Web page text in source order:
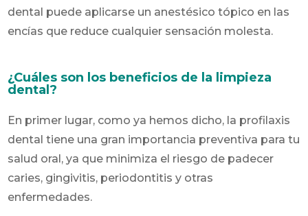
dental puede aplicarse un anestésico tópico en las
encías que reduce cualquier sensación molesta.
¿Cuáles son los beneficios de la limpieza
dental?
En primer lugar, como ya hemos dicho, la profilaxis
dental tiene una gran importancia preventiva para tu
salud oral, ya que minimiza el riesgo de padecer
caries, gingivitis, periodontitis y otras
enfermedades.